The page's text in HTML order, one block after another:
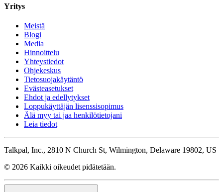
Yritys
Meistä
Blogi
Media
Hinnoittelu
Yhteystiedot
Ohjekeskus
Tietosuojakäytäntö
Evästeasetukset
Ehdot ja edellytykset
Loppukäyttäjän lisenssisopimus
Älä myy tai jaa henkilötietojani
Leia tiedot
Talkpal, Inc., 2810 N Church St, Wilmington, Delaware 19802, US
© 2026 Kaikki oikeudet pidätetään.